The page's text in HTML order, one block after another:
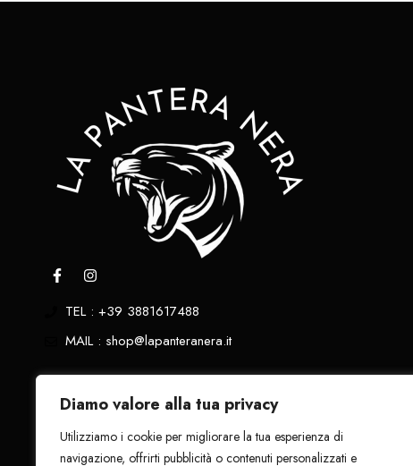
Diamo valore alla tua privacy
Utilizziamo i cookie per migliorare la tua esperienza di
navigazione, offrirti pubblicità o contenuti personalizzati e
TEL : +39 3881617488
MAIL : shop@lapanteranera.it
Termini e Condizioni